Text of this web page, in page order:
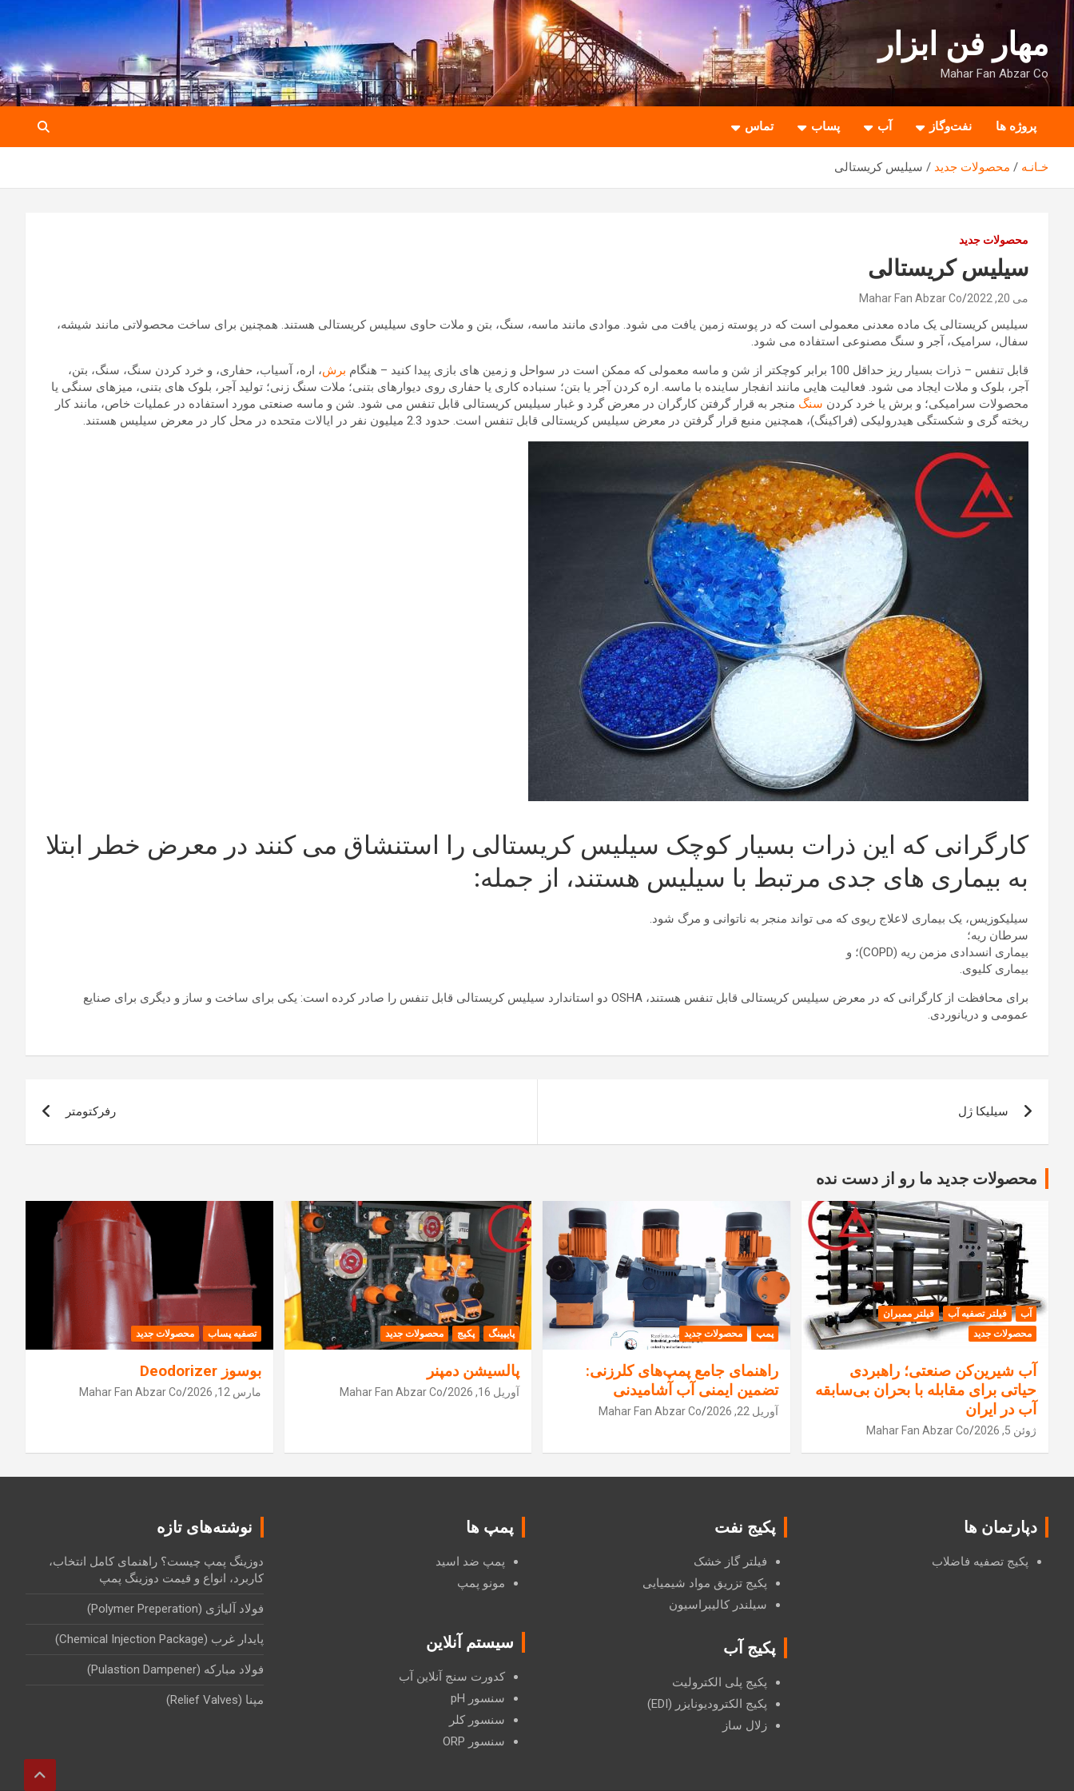
به
محتوا
بروید
مهار فن ابزار
Mahar Fan Abzar Co
پروژه ها نفت‌وگاز آب پساب تماس
خـانـه محصولات جدید سیلیس کریستالی
محصولات جدید
سیلیس کریستالی
می 20, 2022 Mahar Fan Abzar Co
سیلیس کریستالی یک ماده معدنی معمولی است که در پوسته زمین یافت می شود. موادی مانند ماسه، سنگ، بتن و ملات حاوی سیلیس کریستالی هستند. همچنین برای ساخت محصولاتی مانند شیشه،
سفال، سرامیک، آجر و سنگ مصنوعی استفاده می شود.
قابل تنفس – ذرات بسیار ریز حداقل 100 برابر کوچکتر از شن و ماسه معمولی که ممکن است در سواحل و زمین های بازی پیدا کنید – هنگام
برش، اره، آسیاب، حفاری، و خرد کردن سنگ، سنگ، بتن،
آجر، بلوک و ملات ایجاد می شود. فعالیت هایی مانند انفجار ساینده با ماسه. اره کردن آجر یا بتن؛ سنباده کاری یا حفاری روی دیوارهای بتنی؛ ملات سنگ زنی؛ تولید آجر، بلوک های بتنی، میزهای سنگی یا
محصولات سرامیکی؛ و برش یا خرد کردن سنگ منجر به قرار گرفتن کارگران در معرض گرد و غبار سیلیس کریستالی قابل تنفس می شود. شن و ماسه صنعتی مورد استفاده در عملیات خاص، مانند کار
ریخته گری و شکستگی هیدرولیکی (فراکینگ)، همچنین منبع قرار گرفتن در معرض سیلیس کریستالی قابل تنفس است. حدود 2.3 میلیون نفر در ایالات متحده در محل کار در معرض سیلیس هستند.
کارگرانی که این ذرات بسیار کوچک سیلیس کریستالی را استنشاق می کنند در معرض خطر ابتلا
به بیماری های جدی مرتبط با سیلیس هستند، از جمله:
سیلیکوزیس، یک بیماری لاعلاج ریوی که می تواند منجر به ناتوانی و مرگ شود.
سرطان ریه؛
بیماری انسدادی مزمن ریه (COPD)؛ و
بیماری کلیوی.
برای محافظت از کارگرانی که در معرض سیلیس کریستالی قابل تنفس هستند، OSHA دو استاندارد سیلیس کریستالی قابل تنفس را صادر کرده است: یکی برای ساخت و ساز و دیگری برای صنایع
عمومی و دریانوردی.
نوشته
سیلیکا ژل رفرکتومتر
محصولات جدید ما رو از دست نده
آب فیلتر تصفیه آب
فیلتر ممبران
محصولات جدید
آب شیرین‌کن صنعتی؛ راهبردی
حیاتی برای مقابله با بحران بی‌سابقه
آب در ایران
ژوئن 5, 2026 Mahar Fan Abzar Co
پمپ محصولات جدید
راهنمای جامع پمپ‌های کلرزنی:
تضمین ایمنی آب آشامیدنی
آوریل 22, 2026 Mahar Fan Abzar Co
پایپینگ پکیج محصولات جدید
پالسیشن دمپنر
آوریل 16, 2026 Mahar Fan Abzar Co
تصفیه پساب محصولات جدید
بوسوز Deodorizer
مارس 12, 2026 Mahar Fan Abzar Co
دپارتمان ها
پکیج تصفیه فاضلاب
پکیج نفت
فیلتر گاز خشک
پکیج تزریق مواد شیمیایی
سیلندر کالیبراسیون
پکیج آب
پکیج پلی الکترولیت
پکیج الکترودیونایزر (EDI)
زلال ساز
پمپ ها
پمپ ضد اسید
مونو پمپ
سیستم آنلاین
کدورت سنج آنلاین آب
سنسور pH
سنسور کلر
سنسور ORP
نوشته‌های تازه
دوزینگ پمپ چیست؟ راهنمای کامل انتخاب،
کاربرد، انواع و قیمت دوزینگ پمپ
فولاد آلیاژی (Polymer Preperation)
پایدار غرب (Chemical Injection Package)
فولاد مبارکه (Pulastion Dampener)
مپنا (Relief Valves)